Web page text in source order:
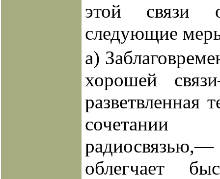
этой связи
следующие
а)
хорошей
разветвленная
облегчает